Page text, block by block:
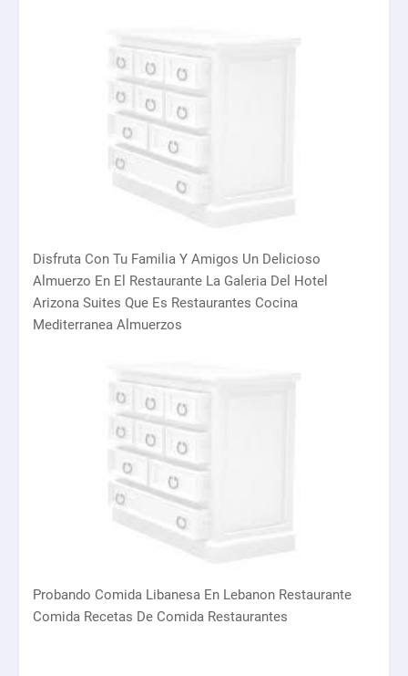
Disfruta Con Tu Familia Y Amigos Un Delicioso
Almuerzo En El Restaurante La Galeria Del Hotel
Arizona Suites Que Es Restaurantes Cocina
Mediterranea Almuerzos
Probando Comida Libanesa En Lebanon Restaurante
Comida Recetas De Comida Restaurantes